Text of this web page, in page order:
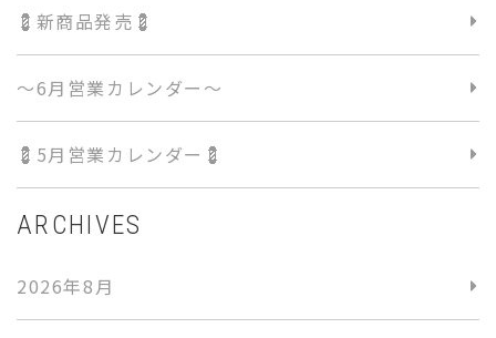
💈新商品発売💈
〜6月営業カレンダー〜
💈5月営業カレンダー💈
ARCHIVES
2026年8月